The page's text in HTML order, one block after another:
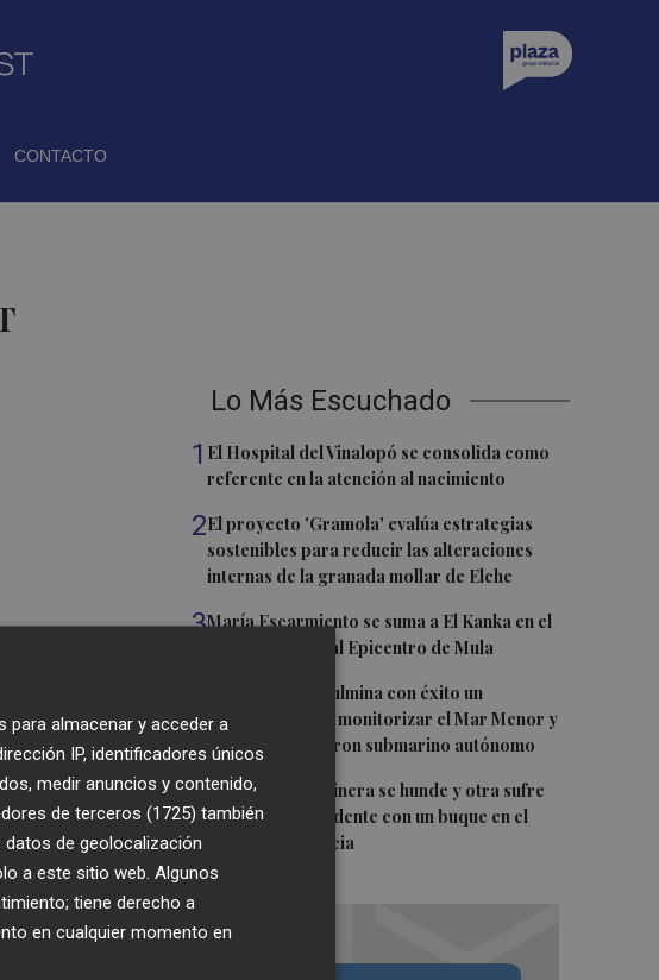
CONTACTO
Lo Más Escuchado
1 El Hospital del Vinalopó se consolida como
referente en la atención al nacimiento
2El proyecto 'Gramola' evalúa estrategias
sostenibles para reducir las alteraciones
internas de la granada mollar de Elche
3María Escarmiento se suma a El Kanka en el
cartel del festival Epicentro de Mula
UPCT Makers culmina con éxito un
catamarán para monitorizar el Mar Menor y
ya prepara un dron submarino autónomo
5Una batea clochinera se hunde y otra sufre
daños en un incidente con un buque en el
puerto de Valencia
almacenar y acceder a
IP, identificadores únicos
medir anuncios y contenido,
de terceros (1725) también
de geolocalización
a este sitio web. Algunos
tiene derecho a
en cualquier momento en